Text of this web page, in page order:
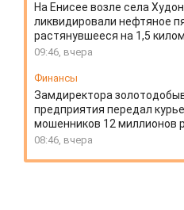
На Енисее возле села
ликвидировали нефтяное
растянувшееся на 1,5
09:46, вчера
Финансы
Замдиректора
предприятия передал
мошенников 12 миллионов
08:46, вчера